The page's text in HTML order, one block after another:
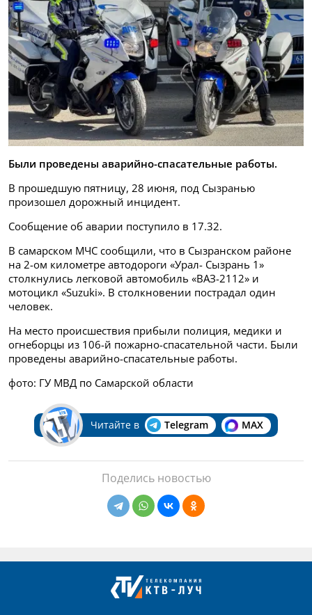
Были проведены аварийно-спасательные работы.
В прошедшую пятницу, 28 июня, под Сызранью
произошел дорожный инцидент.
Сообщение об аварии поступило в 17.32.
В самарском МЧС сообщили, что в Сызранском районе
на 2-ом километре автодороги «Урал- Сызрань 1»
столкнулись легковой автомобиль «ВАЗ-2112» и
мотоцикл «Suzuki». В столкновении пострадал один
человек.
На место происшествия прибыли полиция, медики и
огнеборцы из 106-й пожарно-спасательной части. Были
проведены аварийно-спасательные работы.
фото: ГУ МВД по Самарской области
Читайте в Telegram MAX
Поделись новостью